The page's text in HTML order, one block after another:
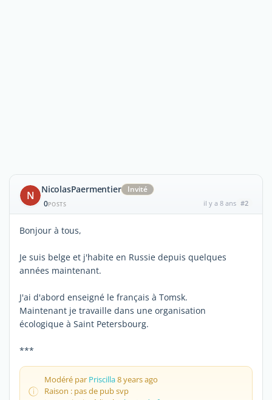
N NicolasPaermentier
Invité
0POSTS il y a 8 ans #2
Bonjour à tous,
Je suis belge et j'habite en Russie depuis quelques
années maintenant.
J'ai d'abord enseigné le français à Tomsk.
Maintenant je travaille dans une organisation
écologique à Saint Petersbourg.
***
Modéré par Priscilla8 years ago
Raison : pas de pub svp